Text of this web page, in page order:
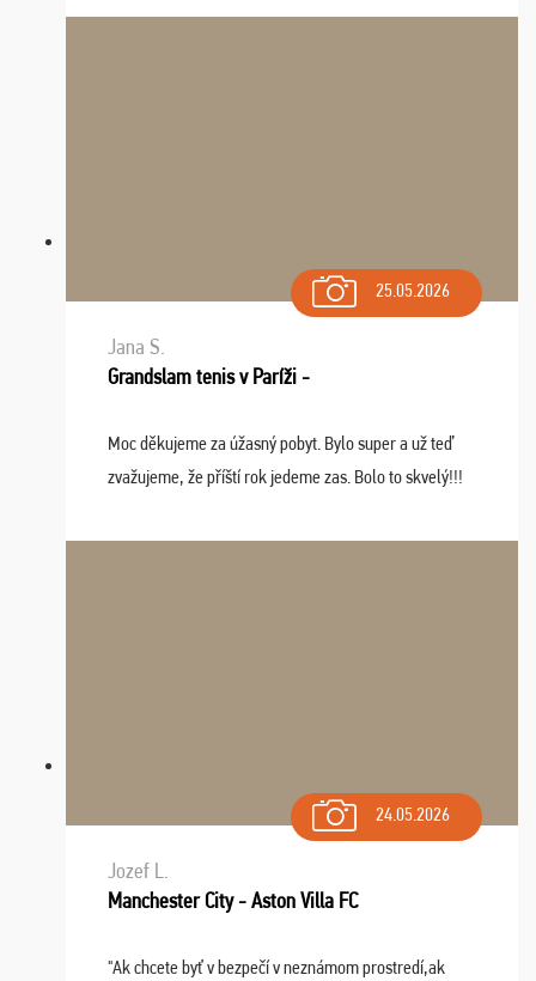
spomínať a zväžujeme repete budúci rok : ...
25.05.2026
Jana S.
Grandslam tenis v Paríži -
Moc děkujeme za úžasný pobyt. Bylo super a už teď
zvažujeme, že příští rok jedeme zas. Bolo to skvelý!!!
24.05.2026
Jozef L.
Manchester City - Aston Villa FC
"Ak chcete byť v bezpečí v neznámom prostredí,ak